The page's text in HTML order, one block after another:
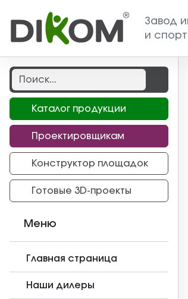
Завод
и
Каталог продукции
Проектировщикам
Конструктор площадок
Готовые 3D-проекты
Меню
Главная страница
Наши дилеры